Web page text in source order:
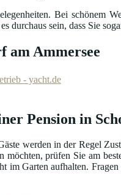
Bei schönem
durchaus sein, dass Sie
am Ammersee
- yacht.de
Pension in
werden in der Regel
möchten, prüfen Sie am
im Garten aufhalten.